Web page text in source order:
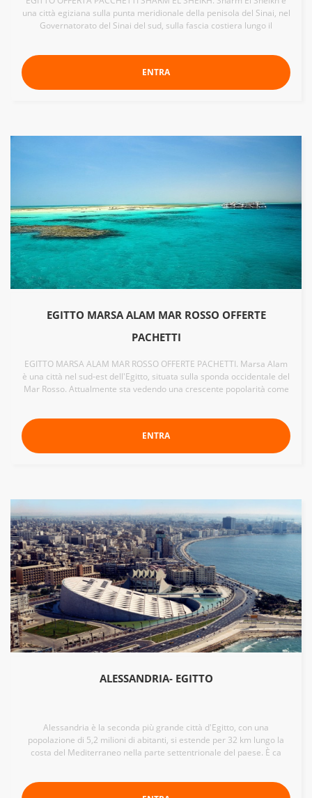
una città egiziana sulla punta meridionale della penisola del Sinai, nel
Governatorato del Sinai del sud, sulla fascia costiera lungo il
ENTRA
EGITTO MARSA ALAM MAR ROSSO OFFERTE
PACHETTI
EGITTO MARSA ALAM MAR ROSSO OFFERTE PACHETTI. Marsa Alam
è una città nel sud-est dell'Egitto, situata sulla sponda occidentale del
Mar Rosso. Attualmente sta vedendo una crescente popolarità come
ENTRA
ALESSANDRIA- EGITTO
Alessandria è la seconda più grande città d'Egitto, con una
popolazione di 5,2 milioni di abitanti, si estende per 32 km lungo la
costa del Mediterraneo nella parte settentrionale del paese. È ca